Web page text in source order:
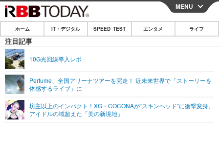
CLOSE
ホーム
IT・デジタル
ネタ
ショッピング その他
SPEED TEST
エンタメ
エンタメTOP
ライフ
MENU
ホーム IT・デジタル SPEED TEST エンタメ ライフ
注目記事
10G光回線導入レポ
Perfume、全国アリーナツアーを完走！ 近未来世界で「ストーリーを
体感するライブ」に
坊主以上のインパクト！XG・COCONAが“スキンヘッド”に衝撃変身、
アイドルの域超えた「美の新境地」